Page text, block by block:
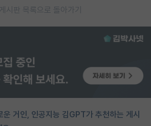
게시판 목록으로 돌아가기
운 거인, 인공지능 김GPT가 추천하는 게시